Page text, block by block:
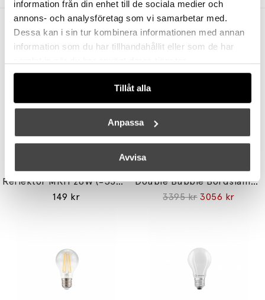
information från din enhet till de sociala medier och
annons- och analysföretag som vi samarbetar med.
Dessa kan i sin tur kombinera informationen med annan
information som du har tillhandahållit eller som de har
Tillåt alla
Anpassa
Avvisa
Andra köpte även
Reflektor MR11 28W (=35W) GU10
149 kr
Double Bubble Bordslampa Small
3395 kr 3056 kr